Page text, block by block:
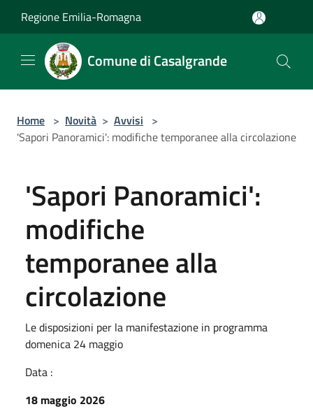
Regione Emilia-Romagna
Comune di Casalgrande
Home > Novità > Avvisi >
'Sapori Panoramici': modifiche temporanee alla circolazione
'Sapori Panoramici':
modifiche
temporanee alla
circolazione
Le disposizioni per la manifestazione in programma
domenica 24 maggio
Data :
18 maggio 2026